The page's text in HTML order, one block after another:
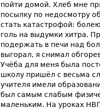
пойти домой. Хлеб мне
посылку по недосмотру
стать катастрофой:
голь на выдумки хитра.
подержать в печи над
выгорал, я снимал
Учёба для меня была
школу пришёл с весьма
учителя имели
был самым слабым
маленьким. На уроках